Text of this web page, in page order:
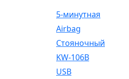
5-минутная
Airbag
Cтояночный
KW-106B
USB